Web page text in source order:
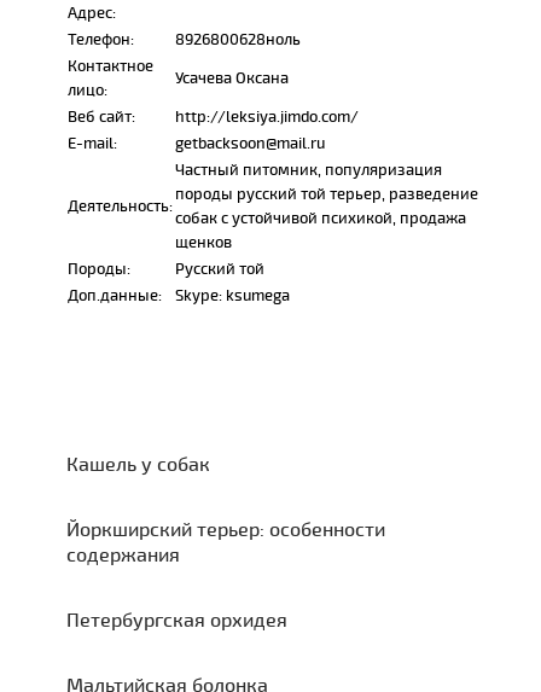
Адрес:
Телефон:
8926800628ноль
Контактное
лицо:
Усачева Оксана
Веб сайт:
http://leksiya.jimdo.com/
E-mail:
getbacksoon@mail.ru
Деятельность:
Частный питомник, популяризация
породы русский той терьер, разведение
собак с устойчивой психикой, продажа
щенков
Породы:
Русский той
Доп.данные:
Skype: ksumega
Кашель у собак
Йоркширский терьер: особенности
содержания
Петербургская орхидея
Мальтийская болонка